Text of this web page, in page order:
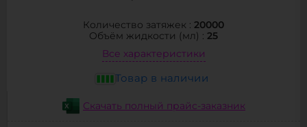
Количество затяжек : 20000
Объём жидкости (мл) : 25
Все характеристики
Товар в наличии
Скачать полный прайс-заказник